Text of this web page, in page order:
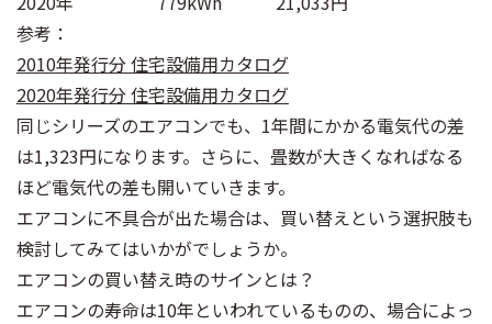
参考：
2010年発行分 住宅設備用カタログ
2020年発行分 住宅設備用カタログ
同じシリーズのエアコンでも、1年間にかかる電気代の差
は1,323円になります。さらに、畳数が大きくなればなる
ほど電気代の差も開いていきます。
エアコンに不具合が出た場合は、買い替えという選択肢も
検討してみてはいかがでしょうか。
エアコンの買い替え時のサインとは？
エアコンの寿命は10年といわれているものの、場合によっ